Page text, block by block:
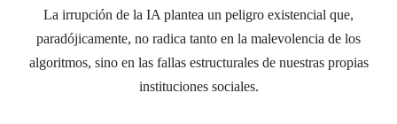
La irrupción de la IA plantea un peligro existencial que,
paradójicamente, no radica tanto en la malevolencia de los
algoritmos, sino en las fallas estructurales de nuestras propias
institucionessociales.